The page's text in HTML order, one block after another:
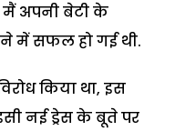
अपनी बेटी के
में सफल हो गई थी.
किया था, इस
नई ड्रेस के बूते पर